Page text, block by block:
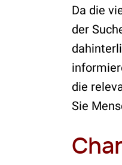
Da die
der
die
Sie